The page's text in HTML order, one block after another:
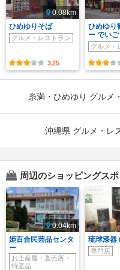
0.08km
ひめゆりそば
グルメ・レストラン
3.25
ひめゆり
ー でいご
グルメ・
糸満・ひめゆり グルメ
沖縄県 グルメ・レ
周辺のショッピングスポ
0.04km
姫百合民芸品センタ
ー
お土産屋・直売所・
特産品
琉球漆器
専門店